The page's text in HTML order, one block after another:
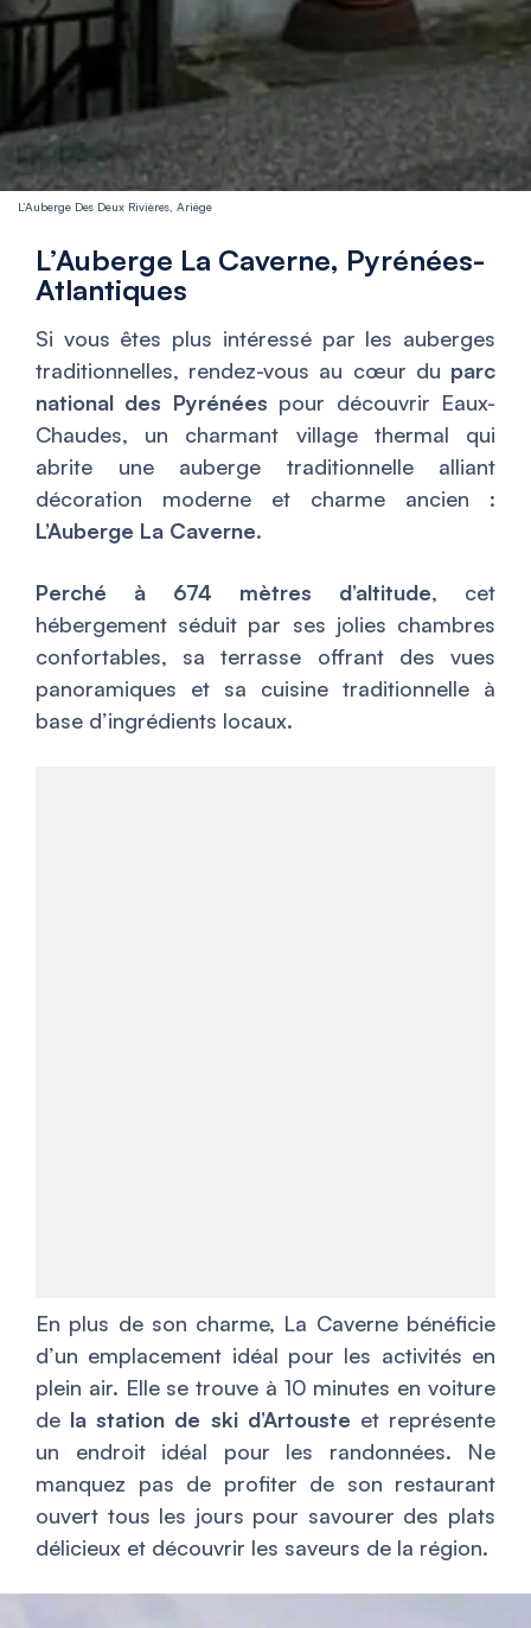
L’Auberge Des Deux Rivières, Ariège
L’Auberge La Caverne, Pyrénées-
Atlantiques
Si vous êtes plus intéressé par les auberges
traditionnelles, rendez-vous au cœur du parc
national des Pyrénées pour découvrir Eaux-
Chaudes, un charmant village thermal qui
abrite une auberge traditionnelle alliant
décoration moderne et charme ancien :
L’Auberge La Caverne.
Perché à 674 mètres d’altitude, cet
hébergement séduit par ses jolies chambres
confortables, sa terrasse offrant des vues
panoramiques et sa cuisine traditionnelle à
base d’ingrédients locaux.
En plus de son charme, La Caverne bénéficie
d’un emplacement idéal pour les activités en
plein air. Elle se trouve à 10 minutes en voiture
de la station de ski d’Artouste et représente
un endroit idéal pour les randonnées. Ne
manquez pas de profiter de son restaurant
ouvert tous les jours pour savourer des plats
délicieux et découvrir les saveurs de la région.